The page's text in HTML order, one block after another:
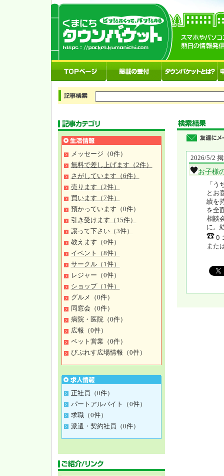
メッセージ（0件）
無料で差し上げます（2件）
さがしています（6件）
売ります（2件）
買います（7件）
預かっています（0件）
引き受けます（15件）
譲って下さい（3件）
教えます（0件）
イベント（8件）
サークル（1件）
レジャー（0件）
ショップ（1件）
グルメ（0件）
同窓会（0件）
病院・医院（0件）
広報（0件）
ペット営業（0件）
びぷれす広場情報（0件）
正社員（0件）
パートアルバイト（0件）
求職（0件）
派遣・契約社員（0件）
2026/5/2
お子様
「う
とお
績を
を全
相談
に。
０
また